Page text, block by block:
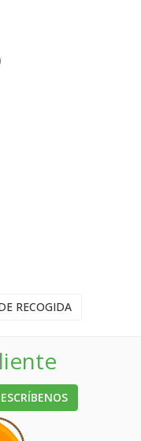
RECOGIDA
ESCRÍBENOS